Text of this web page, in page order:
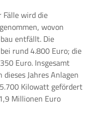
wird die
wovon
entfällt. Die
rund 4.800 Euro; die
Euro. Insgesamt
Jahres Anlagen
Kilowatt gefördert
Millionen Euro